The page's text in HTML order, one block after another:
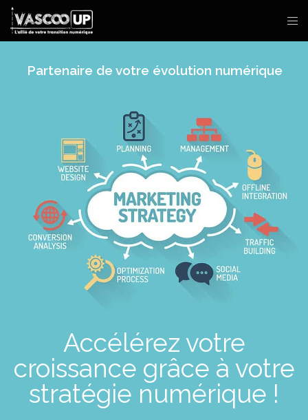
Accélérez votre
croissance grâce à votre
stratégie numérique !
Partenaire de votre évolution numérique